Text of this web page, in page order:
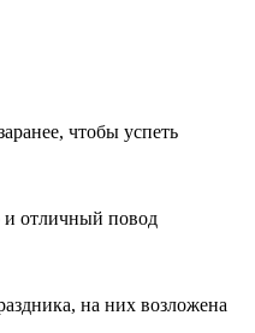
чтобы успеть
и отличный повод
на них возложена